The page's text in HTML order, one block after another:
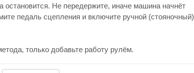
Не передержите, иначе машина начнёт
педаль сцепления и включите ручной (стояночный)
только добавьте работу рулём.